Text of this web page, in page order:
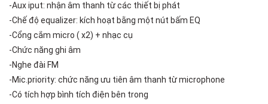
-Aux iput: nhận âm thanh từ các thiết bị phát
-Chế độ equalizer: kích hoạt bằng một nút bấm EQ
-Cổng cắm micro ( x2) + nhạc cụ
-Chức năng ghi âm
-Nghe đài FM
-Mic.priority: chức năng ưu tiên âm thanh từ microphone
-Có tích hợp bình tích điện bên trong